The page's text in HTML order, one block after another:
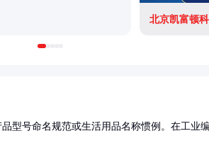
北京凯富顿
型号命名规范或生活用品名称惯例。在工业